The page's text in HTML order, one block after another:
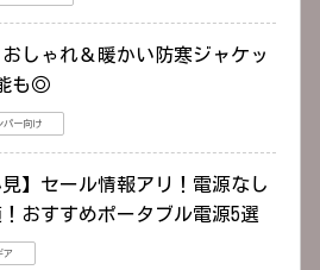
おしゃれ＆暖かい防寒ジャケッ
も◎
パー向け
見】セール情報アリ！電源なし
おすすめポータブル電源5選
ア